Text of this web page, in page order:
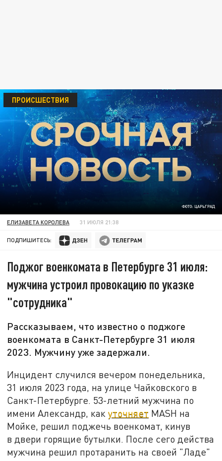
ФОТО: ЦАРЬГРАД
ПРОИСШЕСТВИЯ
ЕЛИЗАВЕТА КОРОЛЕВА 31 ИЮЛЯ 21:38
ПОДПИШИТЕСЬ:
Поджог военкомата в Петербурге 31 июля:
мужчина устроил провокацию по указке
"сотрудника"
Рассказываем, что известно о поджоге
военкомата в Санкт-Петербурге 31 июля
2023. Мужчину уже задержали.
Инцидент случился вечером понедельника,
31 июля 2023 года, на улице Чайковского в
Санкт-Петербурге. 53-летний мужчина по
имени Александр, какуточняет MASH на
Мойке, решил поджечь военкомат, кинув
в двери горящие бутылки. После сего действа
мужчина решил протаранить на своей "Ладе"